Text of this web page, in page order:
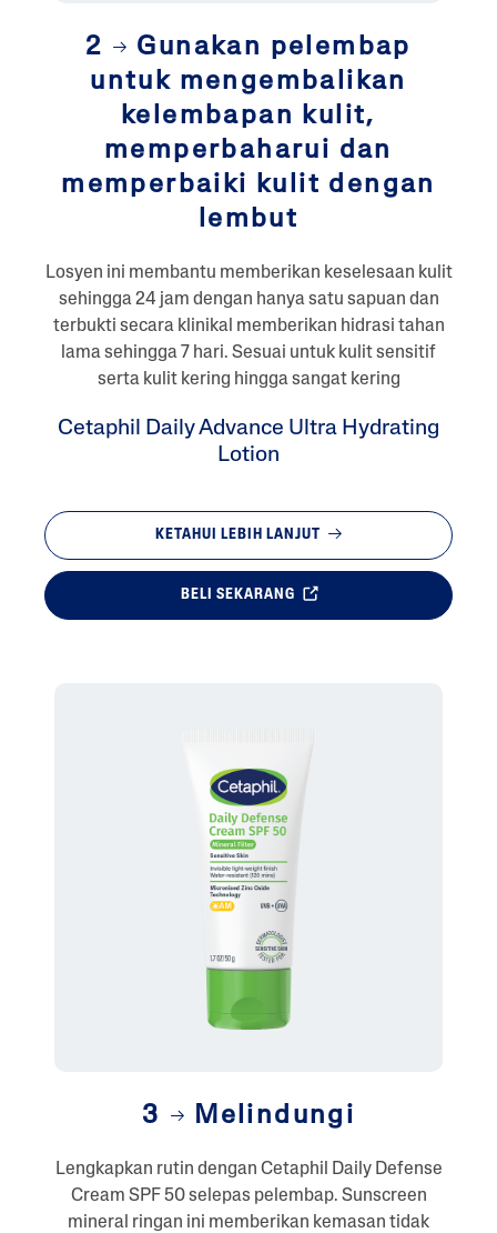
2
Gunakan pelembap
untuk mengembalikan
kelembapan kulit,
memperbaharui dan
memperbaiki kulit dengan
lembut
Losyen ini membantu memberikan keselesaan kulit
sehingga 24 jam dengan hanya satu sapuan dan
terbukti secara klinikal memberikan hidrasi tahan
lama sehingga 7 hari. Sesuai untuk kulit sensitif
serta kulit kering hingga sangat kering
Cetaphil Daily Advance Ultra Hydrating
Lotion
KETAHUI LEBIH LANJUT
BELI SEKARANG
3 Melindungi
Lengkapkan rutin dengan Cetaphil Daily Defense
Cream SPF 50 selepas pelembap. Sunscreen
mineral ringan ini memberikan kemasan tidak